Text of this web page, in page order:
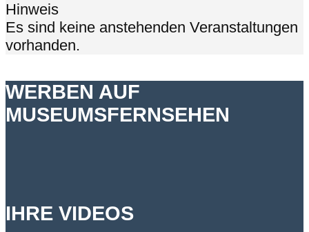
Hinweis
Es sind keine anstehenden Veranstaltungen
vorhanden.
WERBEN AUF
MUSEUMSFERNSEHEN
IHRE VIDEOS